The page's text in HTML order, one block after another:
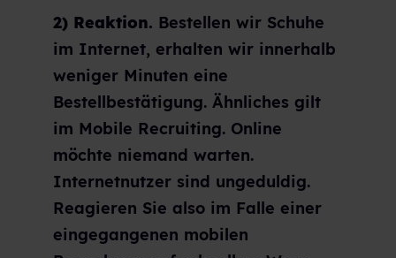
2) Reaktion. Bestellen wir Schuhe
im Internet, erhalten wir innerhalb
weniger Minuten eine
Bestellbestätigung. Ähnliches gilt
im Mobile Recruiting. Online
möchte niemand warten.
Internetnutzer sind ungeduldig.
Reagieren Sie also im Falle einer
eingegangenen mobilen